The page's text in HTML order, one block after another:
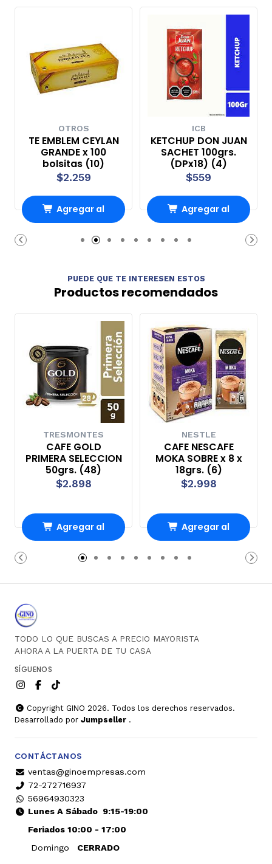
OTROS
TE EMBLEM CEYLAN
GRANDE x 100
bolsitas (10)
$2.259
Agregar al
Carro
ICB
KETCHUP DON JUAN
SACHET 100grs.
(DPx18) (4)
$559
Agregar al
Carro
PUEDE QUE TE INTERESEN ESTOS
Productos recomendados
TRESMONTES
CAFE GOLD
PRIMERA SELECCION
50grs. (48)
$2.898
Agregar al
Carro
NESTLE
CAFE NESCAFE
MOKA SOBRE x 8 x
18grs. (6)
$2.998
Agregar al
Carro
TODO LO QUE BUSCAS A PRECIO MAYORISTA
AHORA A LA PUERTA DE TU CASA
SÍGUENOS
Copyright GINO 2026. Todos los derechos reservados.
Desarrollado por Jumpseller .
CONTÁCTANOS
ventas@ginoempresas.com
72-272716937
56964930323
Lunes A Sábado9:15-19:00
Feriados 10:00 - 17:00
Domingo
CERRADO